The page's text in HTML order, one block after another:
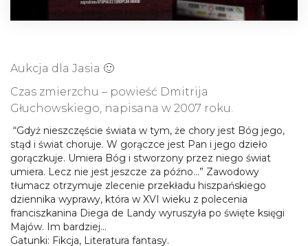
Aukcja dla Jasia 🙂
Czas zmierzchu – powieść Dmitrija
Głuchowskiego, napisana w 2007 roku.
“Gdyż nieszczęście świata w tym, że chory jest Bóg jego,
stąd i świat choruje. W gorączce jest Pan i jego dzieło
gorączkuje. Umiera Bóg i stworzony przez niego świat
umiera. Lecz nie jest jeszcze za późno…” Zawodowy
tłumacz otrzymuje zlecenie przekładu hiszpańskiego
dziennika wyprawy, która w XVI wieku z polecenia
franciszkanina Diega de Landy wyruszyła po święte księgi
Majów. Im bardziej…
Gatunki: Fikcja, Literatura fantasy.